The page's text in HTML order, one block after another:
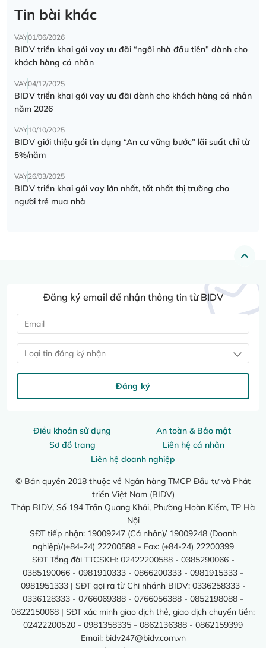
Tin bài khác
VAY01/06/2026
BIDV triển khai gói vay ưu đãi “ngôi nhà đầu tiên” dành cho
khách hàng cá nhân
VAY04/12/2025
BIDV triển khai gói vay ưu đãi dành cho khách hàng cá nhân
năm 2026
VAY10/10/2025
BIDV giới thiệu gói tín dụng “An cư vững bước” lãi suất chỉ từ
5%/năm
VAY26/03/2025
BIDV triển khai gói vay lớn nhất, tốt nhất thị trường cho
người trẻ mua nhà
Điều khoản sử dụng
An toàn & Bảo mật
Sơ đồ trang
Liên hệ cá nhân
Liên hệ doanh nghiệp
© Bản quyền 2018 thuộc về Ngân hàng TMCP Đầu tư và Phát
triển Việt Nam (BIDV)
Tháp BIDV, Số 194 Trần Quang Khải, Phường Hoàn Kiếm, TP Hà
Nội
SĐT tiếp nhận: 19009247 (Cá nhân)/ 19009248 (Doanh
nghiệp)/(+84-24) 22200588 - Fax: (+84-24) 22200399
SĐT Tổng đài TTCSKH: 02422200588 - 0385290066 -
0385190066 - 0981910333 - 0866200333 - 0981915333 -
0981951333 | SĐT gọi ra từ Chi nhánh BIDV: 0336258333 -
0336128333 - 0766069388 - 0766056388 - 0852198088 -
0822150068 | SĐT xác minh giao dịch thẻ, giao dịch chuyển tiền:
02422200520 - 0981358335 - 0862136388 - 0862159399
Email: bidv247@bidv.com.vn
Đăng ký email để nhận thông tin từ BIDV
Loại tin đăng ký nhận
Đăng ký